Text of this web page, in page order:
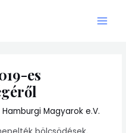
es
Hamburgi Magyarok e.V.